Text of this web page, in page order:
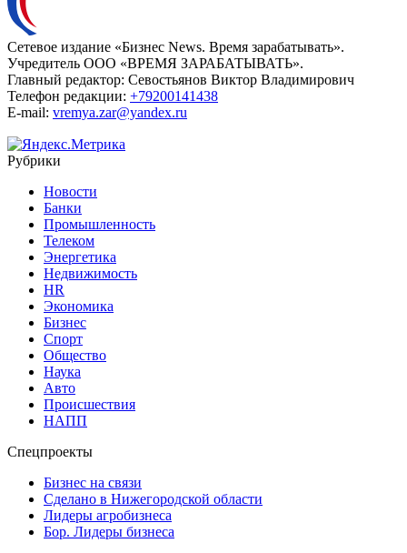
Сетевое издание «Бизнес News. Время зарабатывать».
Учредитель ООО «ВРЕМЯ ЗАРАБАТЫВАТЬ».
Главный редактор: Севостьянов Виктор Владимирович
Телефон редакции: +79200141438
E-mail: vremya.zar@yandex.ru
Рубрики
Новости
Банки
Промышленность
Телеком
Энергетика
Недвижимость
HR
Экономика
Бизнес
Спорт
Общество
Наука
Авто
Происшествия
НАПП
Спецпроекты
Бизнес на связи
Сделано в Нижегородской области
Лидеры агробизнеса
Бор. Лидеры бизнеса